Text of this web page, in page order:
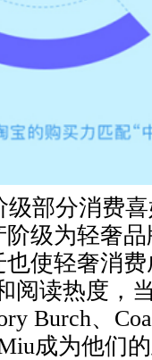
部分消费喜
级为轻奢
使轻奢消
阅读热度，
Burch、
成为他们